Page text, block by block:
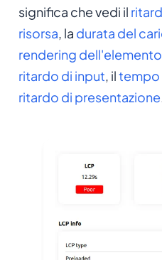
significa che vedi il
risorsa, la durata del
rendering dell'elemento
ritardo di input, iltempo
ritardo di presentazione